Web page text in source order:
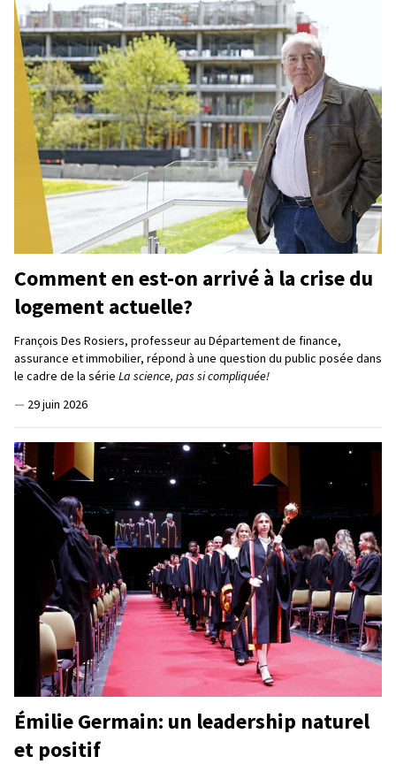
Comment en est-on arrivé à la crise du
logement actuelle?
François Des Rosiers, professeur au Département de finance,
assurance et immobilier, répond à une question du public posée dans
le cadre de la série La science, pas si compliquée!
— 29 juin 2026
Émilie Germain: un leadership naturel
et positif